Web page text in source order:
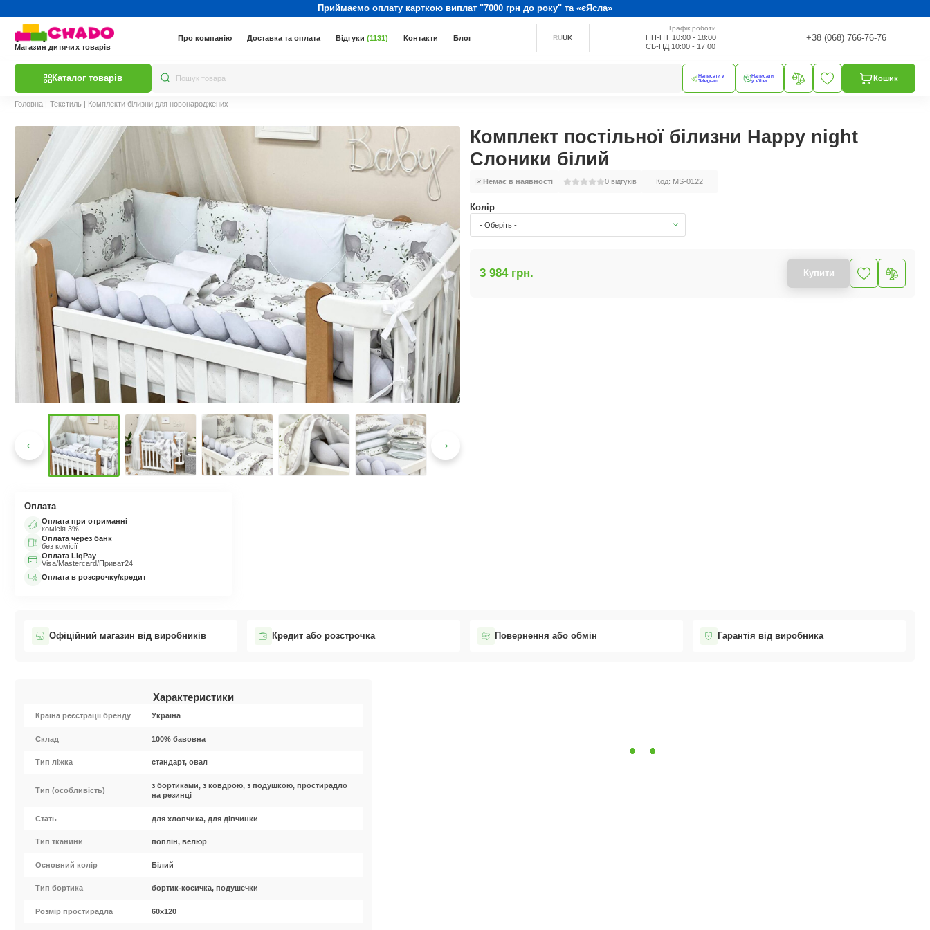
Приймаємо оплату карткою виплат "7000 грн до року" та «єЯсла»
Магазин дитячих товарів
Про компанію Доставка та оплата Відгуки(1131) Контакти Блог RUUK
Графік роботи
ПН-ПТ 10:00 - 18:00
СБ-НД 10:00 - 17:00
+38 (068) 766-76-76
Каталог товарів
Написати у
Telegram
Написати
у Viber
Кошик
Головна | Текстиль | Комплекти білизни для новонароджених
Оплата
Оплата при отриманні
комісія 3%
Оплата через банк
без комісії
Оплата LiqPay
Visa/Mastercard/Приват24
Оплата в розсрочку/кредит
Комплект постільної білизни Happy night
Слоники білий
Немає в наявності 0 відгуків Код: MS-0122
Колір
- Оберіть -
3 984 грн. Купити
Офіційний магазин від виробників Кредит або розстрочка Повернення або обмін Гарантія від виробника
Характеристики
Країна реєстрації бренду Україна
Cклад 100% бавовна
Тип ліжка стандарт, овал
Тип (особливість)
з бортиками, з ковдрою, з подушкою, простирадло
на резинці
Стать для хлопчика, для дівчинки
Тип тканини поплін, велюр
Основний колір Білий
Тип бортика бортик-косичка, подушечки
Розмір простирадла 60х120